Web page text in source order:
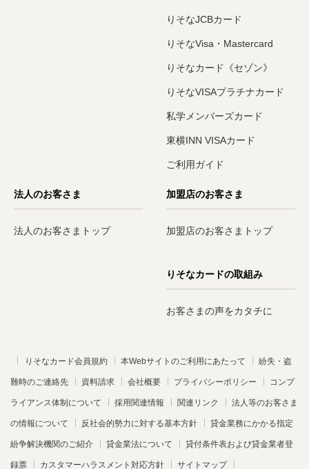
りそなJCBカード
りそなVisa・Mastercard
りそなカード《セゾン》
りそなVISAプラチナカード
私学メンバーズカード
東横INN VISAカード
ご利用ガイド
法人のお客さま
法人のお客さまトップ
加盟店のお客さま
加盟店のお客さまトップ
りそなカードの取組み
お客さまの声をカタチに
りそなカード会員規約 本Webサイトのご利用にあたって 紛失・盗
難時のご連絡先 資料請求 会社概要 プライバシーポリシー コンプ
ライアンス体制について 採用関連情報 関連リンク 法人等のお客さま
の情報について 反社会的勢力に対する基本方針 貸金業務にかかる指定
紛争解決機関のご紹介 貸金業法について 貸付条件表および貸金業者登
録票 カスタマーハラスメント対応方針 サイトマップ